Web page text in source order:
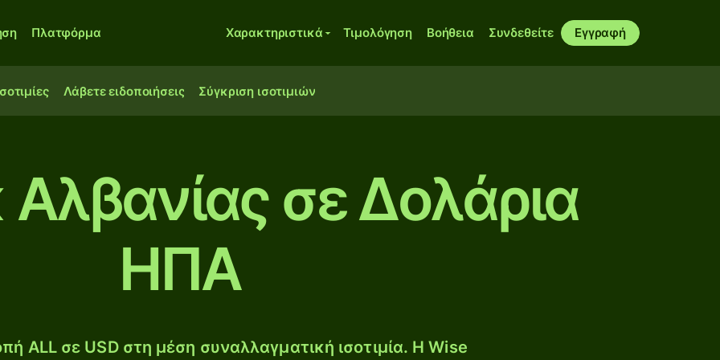
Πλατφόρμα Χαρακτηριστικά Τιμολόγηση Βοήθεια Συνδεθείτε Εγγραφή
Λάβετε ειδοποιήσεις Σύγκριση ισοτιμιών
σε Δολάρια
ΗΠΑ
ALL σε USD στη μέση συναλλαγματική ισοτιμία. Η Wise